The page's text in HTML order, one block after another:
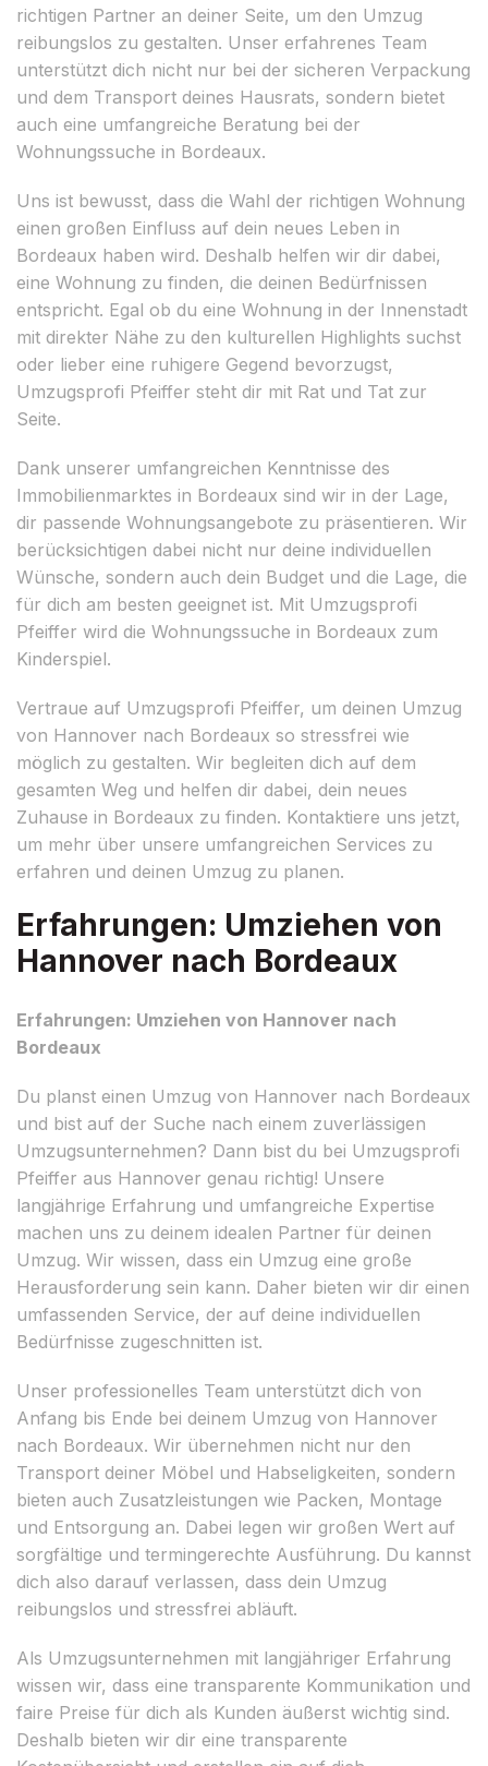
richtigen Partner an deiner Seite, um den Umzug
reibungslos zu gestalten. Unser erfahrenes Team
unterstützt dich nicht nur bei der sicheren Verpackung
und dem Transport deines Hausrats, sondern bietet
auch eine umfangreiche Beratung bei der
Wohnungssuche in Bordeaux.
Uns ist bewusst, dass die Wahl der richtigen Wohnung
einen großen Einfluss auf dein neues Leben in
Bordeaux haben wird. Deshalb helfen wir dir dabei,
eine Wohnung zu finden, die deinen Bedürfnissen
entspricht. Egal ob du eine Wohnung in der Innenstadt
mit direkter Nähe zu den kulturellen Highlights suchst
oder lieber eine ruhigere Gegend bevorzugst,
Umzugsprofi Pfeiffer steht dir mit Rat und Tat zur
Seite.
Dank unserer umfangreichen Kenntnisse des
Immobilienmarktes in Bordeaux sind wir in der Lage,
dir passende Wohnungsangebote zu präsentieren. Wir
berücksichtigen dabei nicht nur deine individuellen
Wünsche, sondern auch dein Budget und die Lage, die
für dich am besten geeignet ist. Mit Umzugsprofi
Pfeiffer wird die Wohnungssuche in Bordeaux zum
Kinderspiel.
Vertraue auf Umzugsprofi Pfeiffer, um deinen Umzug
von Hannover nach Bordeaux so stressfrei wie
möglich zu gestalten. Wir begleiten dich auf dem
gesamten Weg und helfen dir dabei, dein neues
Zuhause in Bordeaux zu finden. Kontaktiere uns jetzt,
um mehr über unsere umfangreichen Services zu
erfahren und deinen Umzug zu planen.
Erfahrungen: Umziehen von
Hannover nach Bordeaux
Erfahrungen: Umziehen von Hannover nach
Bordeaux
Du planst einen Umzug von Hannover nach Bordeaux
und bist auf der Suche nach einem zuverlässigen
Umzugsunternehmen? Dann bist du bei Umzugsprofi
Pfeiffer aus Hannover genau richtig! Unsere
langjährige Erfahrung und umfangreiche Expertise
machen uns zu deinem idealen Partner für deinen
Umzug. Wir wissen, dass ein Umzug eine große
Herausforderung sein kann. Daher bieten wir dir einen
umfassenden Service, der auf deine individuellen
Bedürfnisse zugeschnitten ist.
Unser professionelles Team unterstützt dich von
Anfang bis Ende bei deinem Umzug von Hannover
nach Bordeaux. Wir übernehmen nicht nur den
Transport deiner Möbel und Habseligkeiten, sondern
bieten auch Zusatzleistungen wie Packen, Montage
und Entsorgung an. Dabei legen wir großen Wert auf
sorgfältige und termingerechte Ausführung. Du kannst
dich also darauf verlassen, dass dein Umzug
reibungslos und stressfrei abläuft.
Als Umzugsunternehmen mit langjähriger Erfahrung
wissen wir, dass eine transparente Kommunikation und
faire Preise für dich als Kunden äußerst wichtig sind.
Deshalb bieten wir dir eine transparente